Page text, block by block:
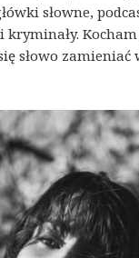
słowne,
słowo zamieniać